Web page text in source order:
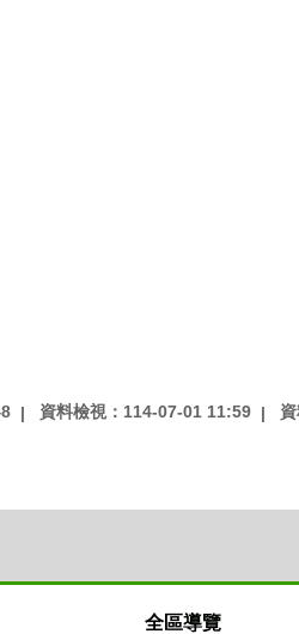
資料檢視：114-07-01 11:59
全區導覽